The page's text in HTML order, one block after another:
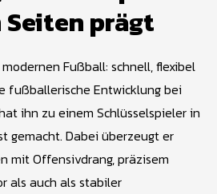
prägt
Fußball: schnell, flexibel
fußballerische Entwicklung bei
ihn zu einem Schlüsselspieler in
gemacht. Dabei überzeugt er
mit Offensivdrang, präzisem
als auch als stabiler